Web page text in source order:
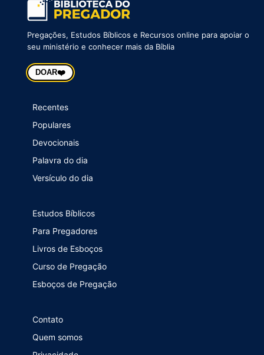
Pregações, Estudos Bíblicos e Recursos online para apoiar o
seu ministério e conhecer mais da Bíblia
DOAR❤️
Recentes
Populares
Devocionais
Palavra do dia
Versículo do dia
Estudos Bíblicos
Para Pregadores
Livros de Esboços
Curso de Pregação
Esboços de Pregação
Contato
Quem somos